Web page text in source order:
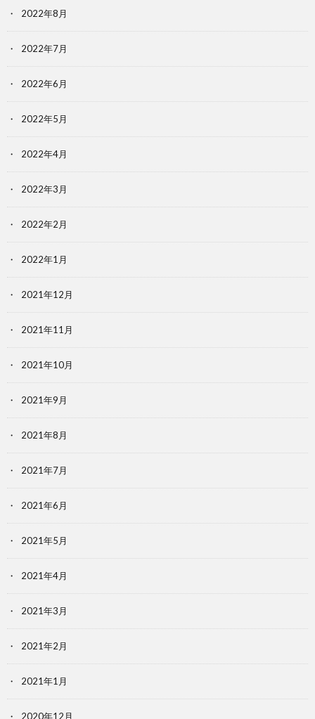
2022年8月
2022年7月
2022年6月
2022年5月
2022年4月
2022年3月
2022年2月
2022年1月
2021年12月
2021年11月
2021年10月
2021年9月
2021年8月
2021年7月
2021年6月
2021年5月
2021年4月
2021年3月
2021年2月
2021年1月
2020年12月